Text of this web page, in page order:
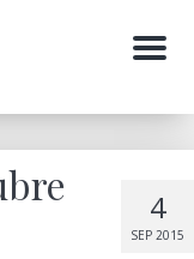
Menu
4
SEP 2015